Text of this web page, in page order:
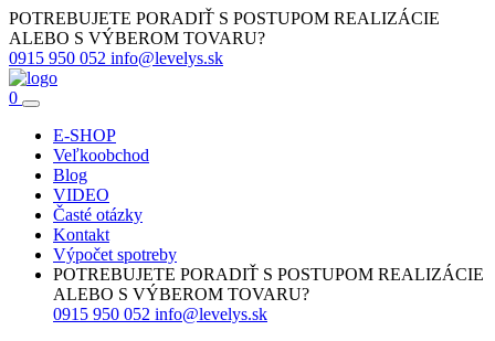
POTREBUJETE PORADIŤ S POSTUPOM REALIZÁCIE
ALEBO S VÝBEROM TOVARU?
0915 950 052 info@levelys.sk
0
E-SHOP
Veľkoobchod
Blog
VIDEO
Časté otázky
Kontakt
Výpočet spotreby
POTREBUJETE PORADIŤ S POSTUPOM REALIZÁCIE
ALEBO S VÝBEROM TOVARU?
0915 950 052 info@levelys.sk